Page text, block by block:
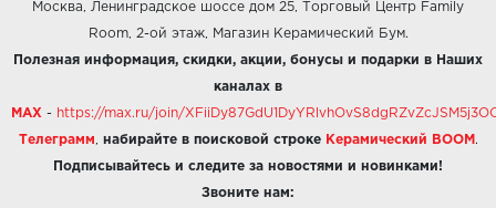
Москва, Ленинградское шоссе дом 25, Торговый Центр Family
Room, 2-ой этаж, Магазин Керамический Бум.
Полезная информация, скидки, акции, бонусы и подарки в Наших
каналах в
MAX - https://max.ru/join/
Телеграмм набирайте в поисковой строке Керамический BOOM .
Подписывайтесь и следите за новостями и новинками!
Звоните нам: